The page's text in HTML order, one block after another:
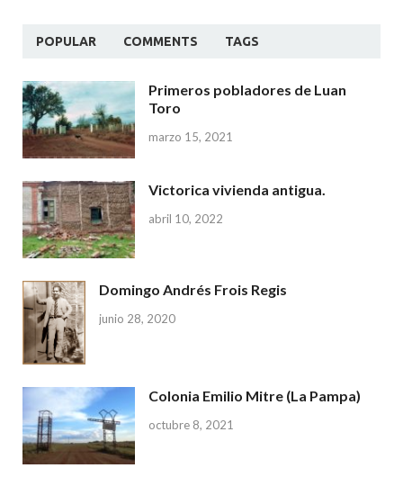
POPULAR COMMENTS TAGS
Primeros pobladores de Luan
Toro
marzo 15, 2021
Victorica vivienda antigua.
abril 10, 2022
Domingo Andrés Frois Regis
junio 28, 2020
Colonia Emilio Mitre (La Pampa)
octubre 8, 2021